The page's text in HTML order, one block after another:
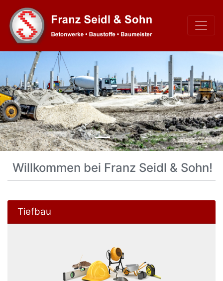
Previous
Willkommen bei Franz Seidl & Sohn!
Tiefbau